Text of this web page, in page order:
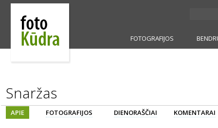
FOTOGRAFIJOS
Snaržas
APIE FOTOGRAFIJOS DIENORAŠČIAI KOMENTARAI